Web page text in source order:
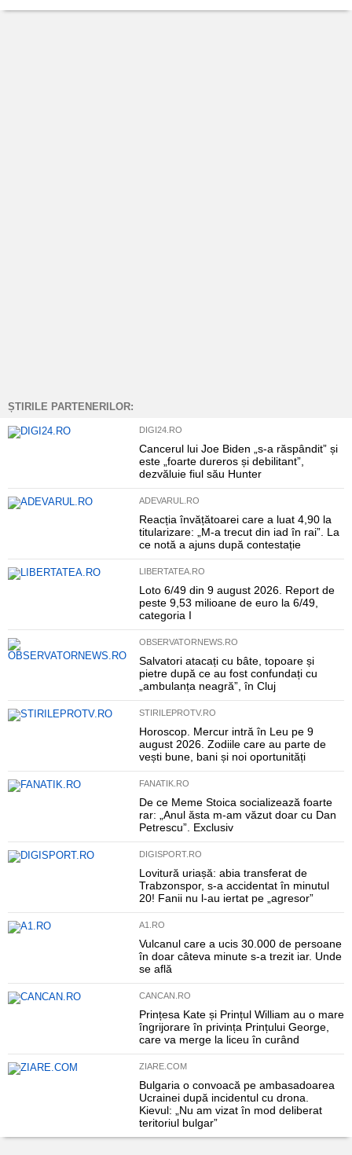
ȘTIRILE PARTENERILOR:
DIGI24.RO
Cancerul lui Joe Biden „s-a răspândit” și
este „foarte dureros și debilitant”,
dezvăluie fiul său Hunter
ADEVARUL.RO
Reacția învățătoarei care a luat 4,90 la
titularizare: „M-a trecut din iad în rai”. La
ce notă a ajuns după contestație
LIBERTATEA.RO
Loto 6/49 din 9 august 2026. Report de
peste 9,53 milioane de euro la 6/49,
categoria I
OBSERVATORNEWS.RO
Salvatori atacați cu bâte, topoare și
pietre după ce au fost confundați cu
„ambulanța neagră”, în Cluj
STIRILEPROTV.RO
Horoscop. Mercur intră în Leu pe 9
august 2026. Zodiile care au parte de
vești bune, bani și noi oportunități
FANATIK.RO
De ce Meme Stoica socializează foarte
rar: „Anul ăsta m-am văzut doar cu Dan
Petrescu”. Exclusiv
DIGISPORT.RO
Lovitură uriașă: abia transferat de
Trabzonspor, s-a accidentat în minutul
20! Fanii nu l-au iertat pe „agresor”
A1.RO
Vulcanul care a ucis 30.000 de persoane
în doar câteva minute s-a trezit iar. Unde
se află
CANCAN.RO
Prințesa Kate și Prințul William au o mare
îngrijorare în privința Prințului George,
care va merge la liceu în curând
ZIARE.COM
Bulgaria o convoacă pe ambasadoarea
Ucrainei după incidentul cu drona.
Kievul: „Nu am vizat în mod deliberat
teritoriul bulgar”